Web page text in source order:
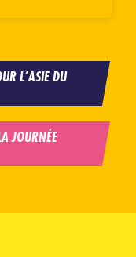
L’ASIE DU
JOURNÉE